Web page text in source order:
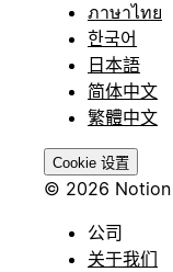
ภาษาไทย
한국어
日本語
简体中文
繁體中文
Cookie 设置
© 2026 Notion
公司
关于我们